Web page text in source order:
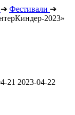
➔ Фестивали ➔
2023»
21 2023-04-22